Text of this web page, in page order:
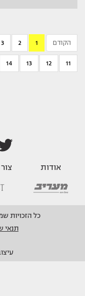
הקודם 1
2
3
11
12
13
14
אודות
כל הזכויות שמורות © 2014
תנאי